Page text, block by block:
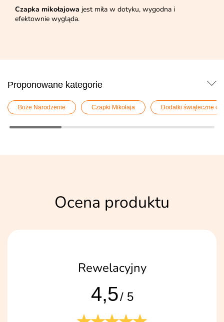
Czapka mikołajowa jest miła w dotyku, wygodna i
efektownie wygląda.
Proponowane kategorie
Boże Narodzenie Czapki Mikołaja Dodatki świąteczne
Ocena produktu
Rewelacyjny
4,5/ 5